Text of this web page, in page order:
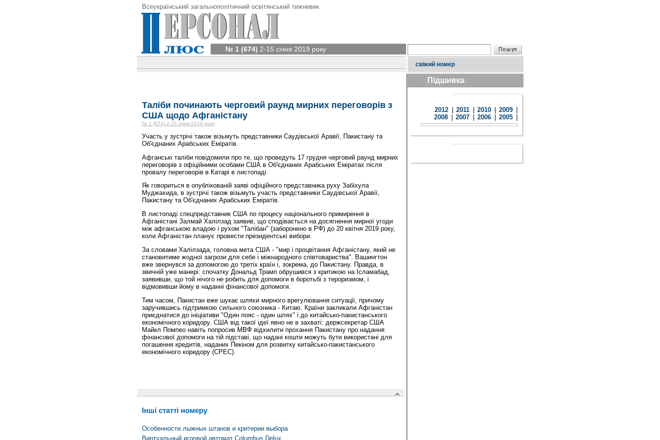
Всеукраїнський загальнополітичний освітянський тижневик
№ 1 (674) 2-15 січня 2019 року
свіжий номер
Таліби починають черговий раунд мирних переговорів з
США щодо Афганістану
№ 1 (674) 2-15 січня 2019 року
Участь у зустрічі також візьмуть представники Саудівської Аравії, Пакистану та
Об'єднаних Арабських Еміратів.
Афганські таліби повідомили про те, що проведуть 17 грудня черговий раунд мирних
переговорів з офіційними особами США в Об'єднаних Арабських Еміратах після
провалу переговорів в Катарі в листопаді.
Як говориться в опублікованій заяві офіційного представника руху Забіхула
Муджахида, в зустрічі також візьмуть участь представники Саудівської Аравії,
Пакистану та Об'єднаних Арабських Еміратів.
В листопаді спецпредставник США по процесу національного примирення в
Афганістані Залмай Халілзад заявив, що сподівається на досягнення мирної угоди
між афганською владою і рухом "Талібан" (заборонено в РФ) до 20 квітня 2019 року,
коли Афганістан планує провести президентські вибори.
За словами Халілзада, головна мета США - "мир і процвітання Афганістану, який не
становитиме жодної загрози для себе і міжнародного співтовариства". Вашингтон
вже звернувся за допомогою до третіх країн і, зокрема, до Пакистану. Правда, в
звичній уже манері: спочатку Дональд Трамп обрушився з критикою на Ісламабад,
заявивши, що той нічого не робить для допомоги в боротьбі з тероризмом, і
відмовивши йому в наданні фінансової допомоги.
Тим часом, Пакистан вже шукає шляхи мирного врегулювання ситуації, причому
заручившись підтримкою сильного союзника - Китаю. Країни закликали Афганістан
приєднатися до ініціативи "Один пояс - один шлях" і до китайсько-пакистанського
економічного коридору. США від такої ідеї явно не в захваті: держсекретар США
Майкл Помпео навіть попросив МВФ відхилити прохання Пакистану про надання
фінансової допомоги на тій підставі, що надані кошти можуть бути використані для
погашення кредитів, наданих Пекіном для розвитку китайсько-пакистанського
економічного коридору (CPEC).
Інші статті номеру
Особенности лыжных штанов и критерии выбора
Виртуальный игровой автомат Columbus Delux
Підшивка
2012 2011 2010 2009
2008
2007 2006 2005